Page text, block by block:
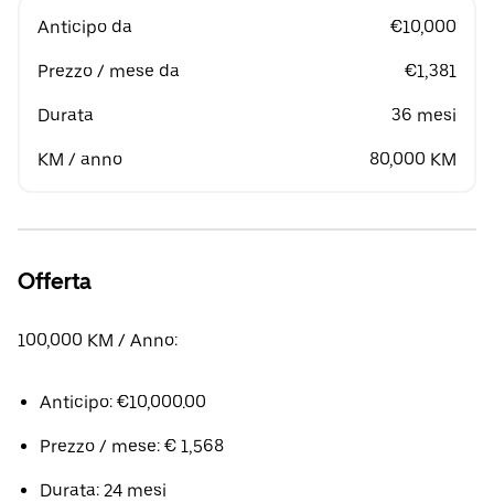
Anticipo da €10,000
Prezzo / mese da €1,381
Durata 36 mesi
KM / anno 80,000 KM
Offerta
100,000 KM / Anno:
Anticipo: €10,000.00
Prezzo / mese: € 1,568
Durata: 24 mesi